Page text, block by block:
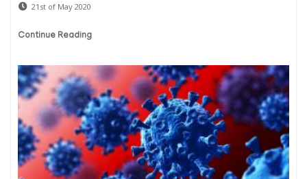
21st of May 2020
Continue Reading